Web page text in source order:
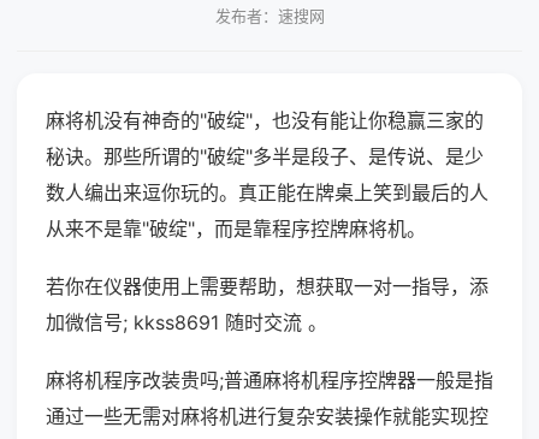
发布者：速搜网
麻将机没有神奇的"破绽"，也没有能让你稳赢三家的
秘诀。那些所谓的"破绽"多半是段子、是传说、是少
数人编出来逗你玩的。真正能在牌桌上笑到最后的人
从来不是靠"破绽"，而是靠程序控牌麻将机。
若你在仪器使用上需要帮助，想获取一对一指导，添
加微信号; kkss8691 随时交流 。
麻将机程序改装贵吗;普通麻将机程序控牌器一般是指
通过一些无需对麻将机进行复杂安装操作就能实现控